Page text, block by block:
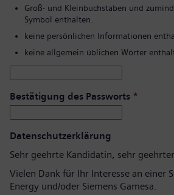
Groß- und Kleinbuchstaben und
Symbol enthalten.
keine persönlichen Informationen
keine allgemein üblichen Wörter
Bestätigung des Passworts *
Datenschutzerklärung
Sehr geehrte Kandidatin, sehr
Vielen Dank für Ihr Interesse an einer
Energy und/oder Siemens Gamesa.